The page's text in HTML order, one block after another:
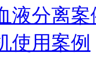
液分离案
使用案例